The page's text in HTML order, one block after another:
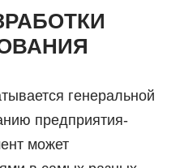
генеральной
предприятия-
может